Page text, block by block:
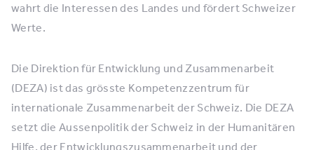
wahrt die Interessen des Landes und fördert Schweizer
Werte.
Die Direktion für Entwicklung und Zusammenarbeit
(DEZA) ist das grösste Kompetenzzentrum für
internationale Zusammenarbeit der Schweiz. Die DEZA
setzt die Aussenpolitik der Schweiz in der Humanitären
Hilfe, der Entwicklungszusammenarbeit und der